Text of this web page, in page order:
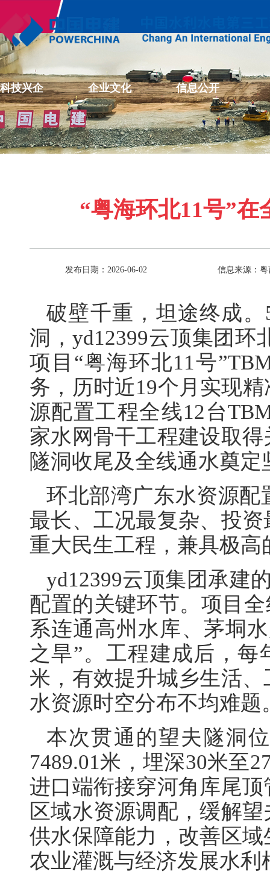
科技兴企 企业文化 信息公开
“粤海环北11号”
发布日期：2026-06-02 信息来源：
破壁千重，坦途终成
洞，yd12399云顶集团环
项目“粤海环北11号
务，历时近19个月实现
源配置工程全线12台
家水网骨干工程建设取
隧洞收尾及全线通水奠定
环北部湾广东水资源
最长、工况最复杂、投
重大民生工程，兼具极
yd12399云顶集团承建
配置的关键环节。项目
系连通高州水库、茅垌
之旱”。工程建成后，每
米，有效提升城乡生活
水资源时空分布不均难题
本次贯通的望夫隧洞
7489.01米，埋深30米至
进口端衔接穿河角库尾
区域水资源调配，缓解
供水保障能力，改善区
农业灌溉与经济发展水利